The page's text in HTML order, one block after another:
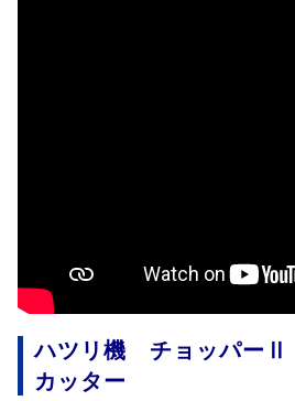
ハツリ機 チョッパーⅡ
カッター